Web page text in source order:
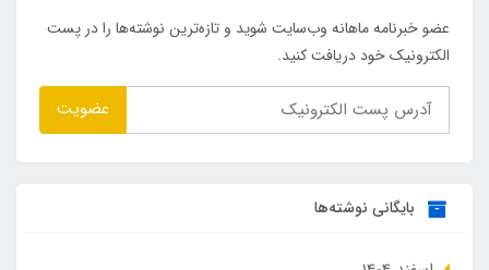
عضو خبرنامه ماهانه وب‌سایت شوید و تازه‌ترین نوشته‌ها را در پست
الکترونیک خود دریافت کنید.
عضویت
بایگانی نوشته‌ها